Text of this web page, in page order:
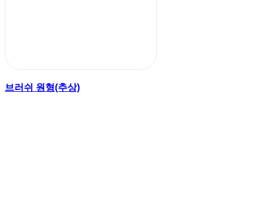
브러쉬 원형(추상)